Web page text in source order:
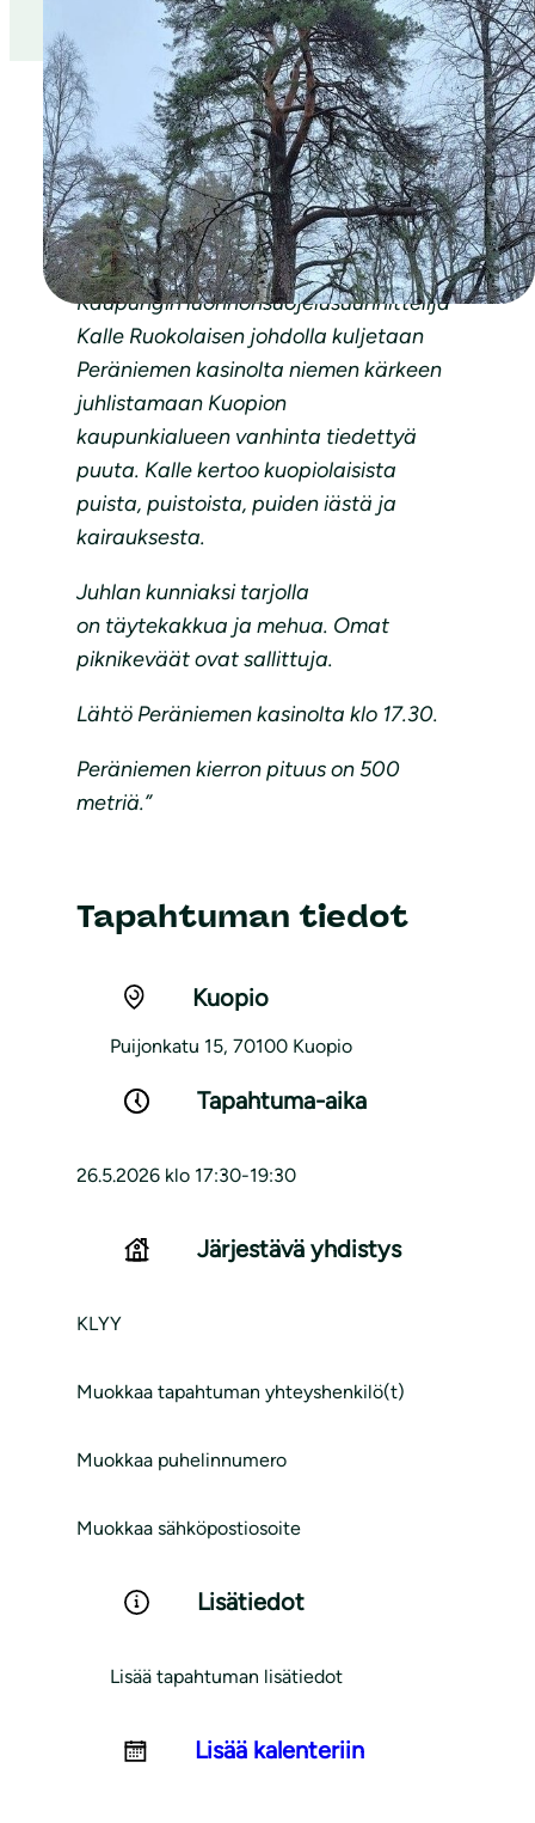
Kevätpiknikki & Lähiluontoretki
Peräniemen 202-vuotiaalle männylle
Kaupungin luonnonsuojelusuunnittelija
Kalle Ruokolaisen johdolla kuljetaan
Peräniemen kasinolta niemen kärkeen
juhlistamaan Kuopion
kaupunkialueen vanhinta tiedettyä
puuta. Kalle kertoo kuopiolaisista
puista, puistoista, puiden iästä ja
kairauksesta.
Juhlan kunniaksi tarjolla
on täytekakkua ja mehua. Omat
piknikeväät ovat sallittuja.
Lähtö Peräniemen kasinolta klo 17.30.
Peräniemen kierron pituus on 500
metriä.”
Tapahtuman tiedot
Kuopio
Puijonkatu 15, 70100 Kuopio
Tapahtuma-aika
26.5.2026 klo 17:30-19:30
Järjestävä yhdistys
KLYY
Muokkaa tapahtuman yhteyshenkilö(t)
Muokkaa puhelinnumero
Muokkaa sähköpostiosoite
Lisätiedot
Lisää tapahtuman lisätiedot
Lisää kalenteriin